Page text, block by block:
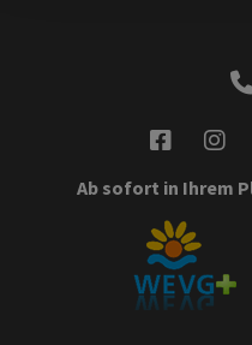
Ab sofort in Ihrem